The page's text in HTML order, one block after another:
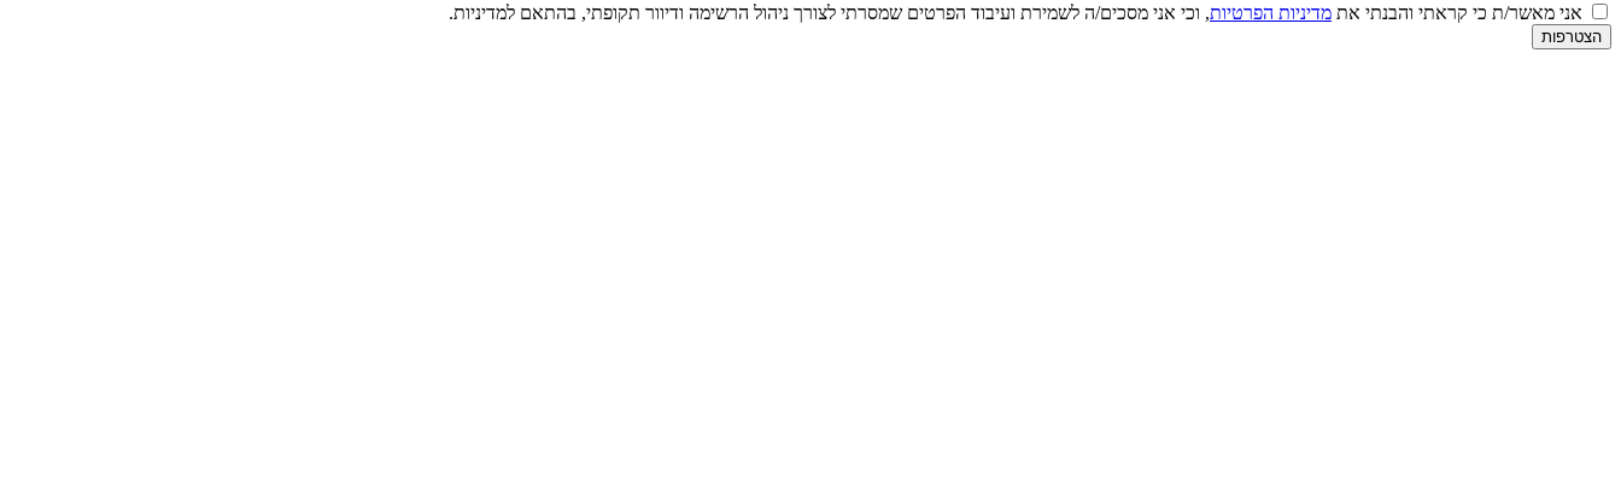
אני מאשר/ת כי קראתי והבנתי את מדיניות הפרטיות, וכי אני מסכים/ה לשמירת ועיבוד הפרטים שמסרתי לצורך ניהול הרשימה ודיוור תקופתי, בהתאם למדיניות.
הצטרפות